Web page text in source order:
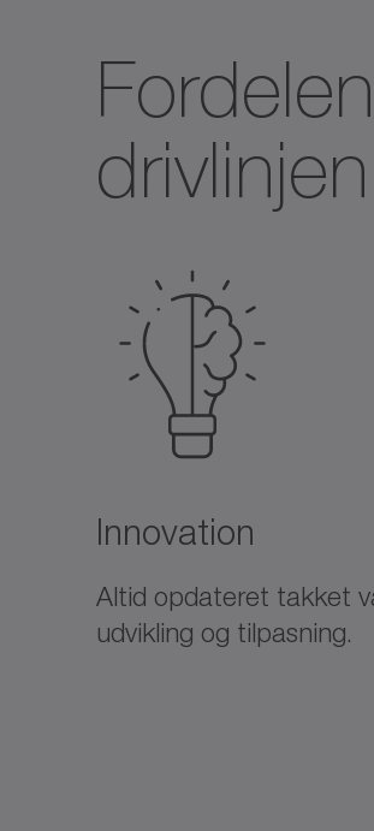
drivlinjen
Innovation
Altid opdateret takket
udvikling og tilpasning.